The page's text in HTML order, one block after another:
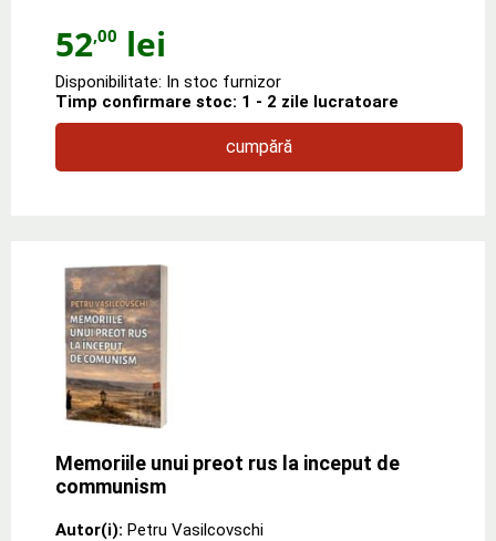
52,00 lei
Disponibilitate: In stoc furnizor
Timp confirmare stoc: 1 - 2 zile lucratoare
cumpără
Memoriile unui preot rus la inceput de
communism
Autor(i): Petru Vasilcovschi